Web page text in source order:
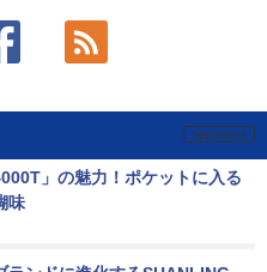
」の魅力！ポケットに入る
味